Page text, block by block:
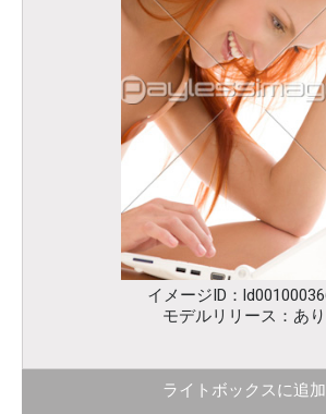
イメージID：
モデルリリース：あり
ライトボックスに追加